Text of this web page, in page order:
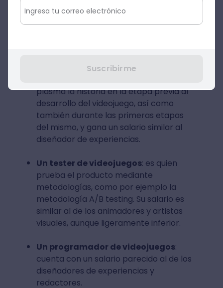
plasma la historia en la etapa previa al
desarrollo del videojuego, así como
también durante las primeras etapas
del mismo, y gana un salario similar al
diseñador de experiencias.
Un tester de videojuegos: es quien
prueba el producto mediante
metodologías, como por ejemplo la
metodología A/B testing. Su salario es
similar al de los animadores y artistas
visuales, aunque ligeramente inferior.
Un programador de videojuegos:
cuenta con un salario parecido al de los
diseñadores de experiencias y
redactores.
Suscribirme